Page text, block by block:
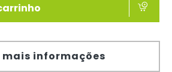
mais informações